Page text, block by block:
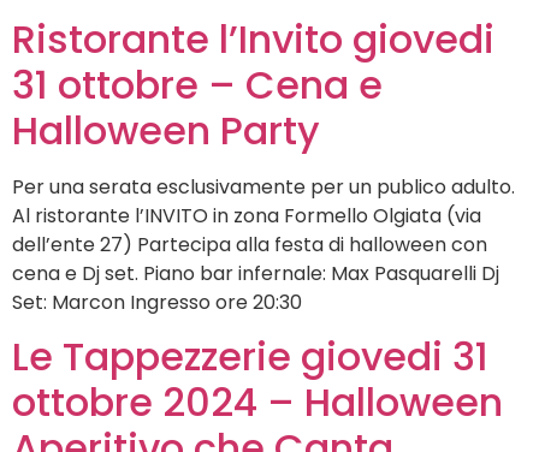
Ristorante l’Invito giovedi
31 ottobre – Cena e
Halloween Party
Per una serata esclusivamente per un publico adulto.
Al ristorante l’INVITO in zona Formello Olgiata (via
dell’ente 27) Partecipa alla festa di halloween con
cena e Dj set. Piano bar infernale: Max Pasquarelli Dj
Set: Marcon Ingresso ore 20:30
Le Tappezzerie giovedi 31
ottobre 2024 – Halloween